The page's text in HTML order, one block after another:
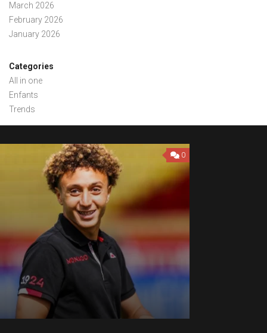
March 2026
February 2026
January 2026
Categories
All in one
Enfants
Trends
0